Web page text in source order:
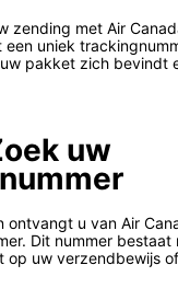
zending met Air
een uniek
pakket zich bevindt
uw
ontvangt u van Air
Dit nummer bestaat
op uw verzendbewijs